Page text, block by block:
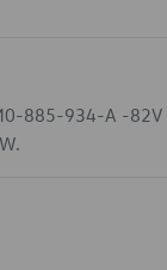
885-934-A -82V